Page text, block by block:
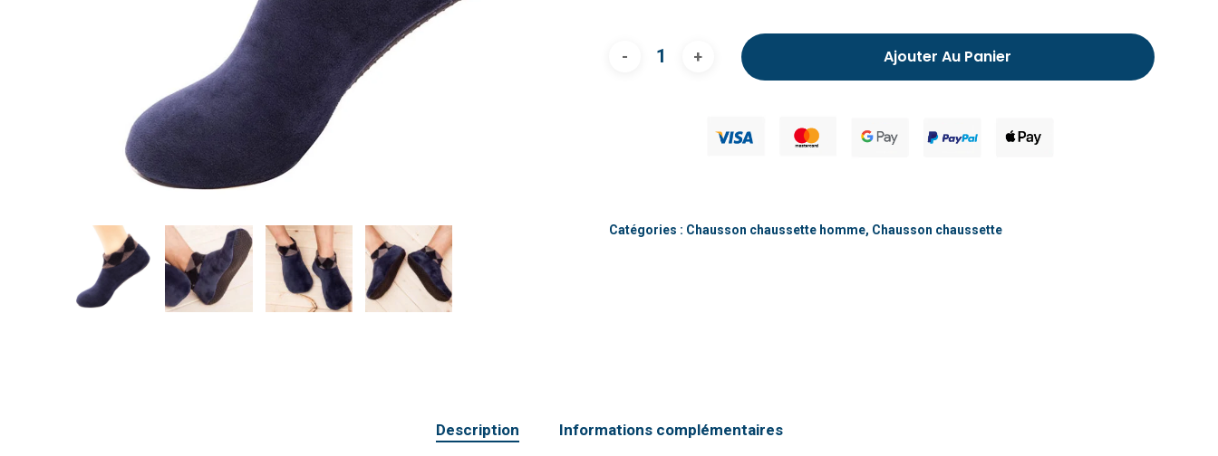
Ajouter Au Panier
Catégories : Chausson chaussette homme, Chausson chaussette
Description Informations complémentaires